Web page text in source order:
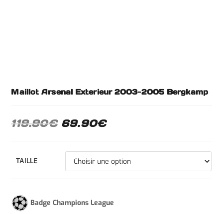
Maillot Arsenal Exterieur 2003-2005 Bergkamp
119.90€ 69.90€
TAILLE
Badge Champions League